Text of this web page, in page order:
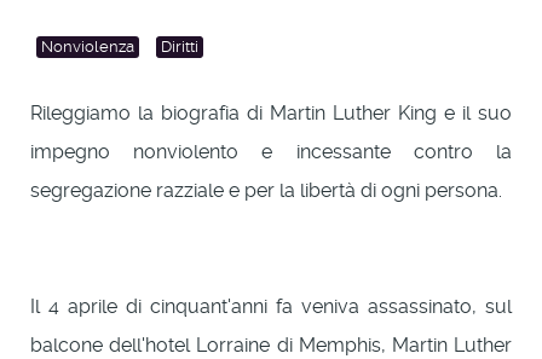
Nonviolenza Diritti
Rileggiamo la biografia di Martin Luther King e il suo
impegno nonviolento e incessante contro la
segregazione razziale e per la libertà di ogni persona.
Il 4 aprile di cinquant'anni fa veniva assassinato, sul
balcone dell'hotel Lorraine di Memphis, Martin Luther